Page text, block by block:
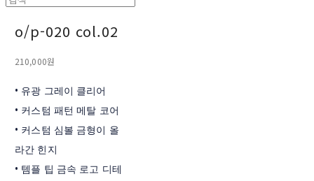
o/p-020 col.02
210,000원
• 유광 그레이 클리어
• 커스텀 패턴 메탈 코어
• 커스텀 심볼 금형이 올
라간 힌지
• 템플 팁 금속 로고 디테